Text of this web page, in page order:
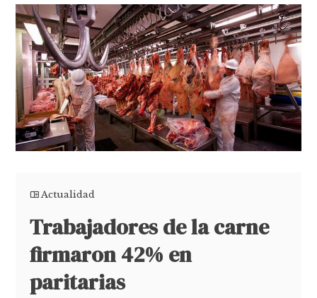
Actualidad
Trabajadores de la carne
firmaron 42% en
paritarias